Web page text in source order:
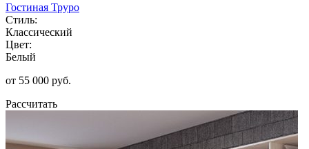
Гостиная Труро
Стиль:
Классический
Цвет:
Белый
от 55 000 руб.
Рассчитать